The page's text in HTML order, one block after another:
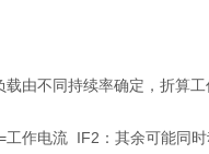
由不同持续率确定，折算
电流 IF2：其余可能同时